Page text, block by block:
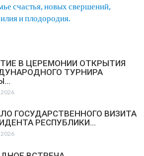
счастья, новых свершений,
и плодородия.
В ЦЕРЕМОНИИ ОТКРЫТИЯ
ТУРНИРА
ГОСУДАРСТВЕННОГО ВИЗИТА
РЕСПУБЛИКИ…